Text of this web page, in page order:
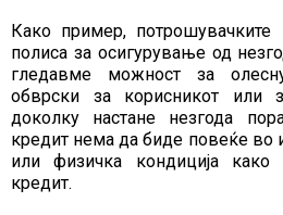
Како пример,
полиса за осигурување од
гледавме можност за
обврски за корисникот или
доколку настане незгода
кредит нема да биде повеќе во
или физичка кондиција
кредит.